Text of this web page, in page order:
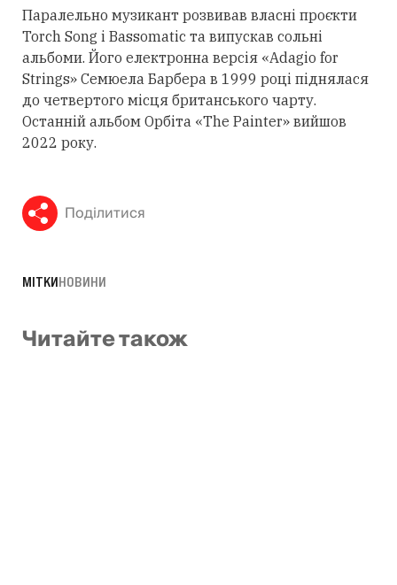
Паралельно музикант розвивав власні проєкти
Torch Song і Bassomatic та випускав сольні
альбоми. Його електронна версія «Adagio for
Strings» Семюела Барбера в 1999 році піднялася
до четвертого місця британського чарту.
Останній альбом Орбіта «The Painter» вийшов
2022 року.
Поділитися
МІТКИНОВИНИ
Читайте також